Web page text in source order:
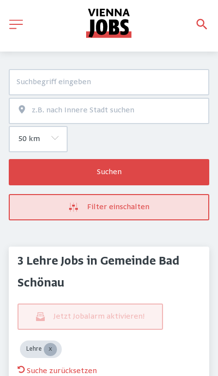
Suchen
Filter einschalten
3 Lehre Jobs in Gemeinde Bad
Schönau
Jetzt Jobalarm aktivieren!
Lehre
Suche zurücksetzen